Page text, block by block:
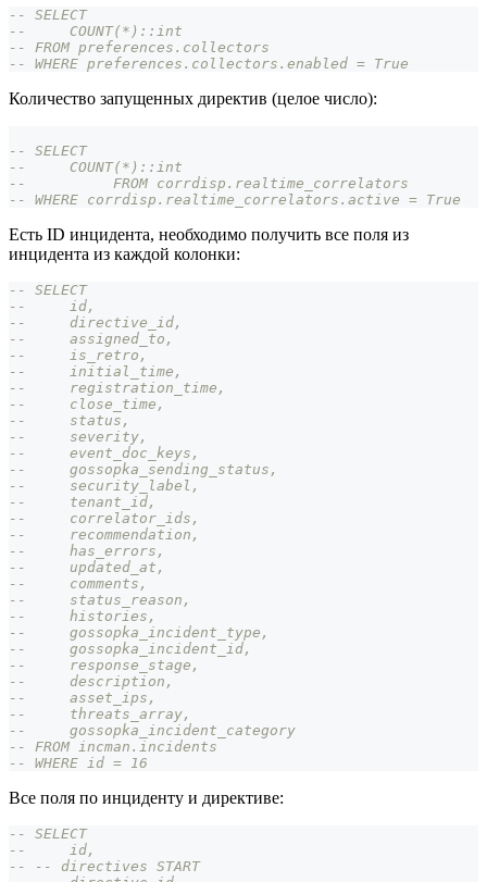
-- SELECT
--     COUNT(*)::int
-- FROM preferences.collectors
-- WHERE preferences.collectors.enabled = True
Количество запущенных директив (целое число):
-- SELECT
--     COUNT(*)::int
--          FROM corrdisp.realtime_correlators
-- WHERE corrdisp.realtime_correlators.active = True
Есть ID инцидента, необходимо получить все поля из
инцидента из каждой колонки:
-- SELECT
--     id,
--     directive_id,
--     assigned_to,
--     is_retro,
--     initial_time,
--     registration_time,
--     close_time,
--     status,
--     severity,
--     event_doc_keys,
--     gossopka_sending_status,
--     security_label,
--     tenant_id,
--     correlator_ids,
--     recommendation,
--     has_errors,
--     updated_at,
--     comments,
--     status_reason,
--     histories,
--     gossopka_incident_type,
--     gossopka_incident_id,
--     response_stage,
--     description,
--     asset_ips,
--     threats_array,
--     gossopka_incident_category
-- FROM incman.incidents
-- WHERE id = 16
Все поля по инциденту и директиве:
-- SELECT
--     id,
-- -- directives START